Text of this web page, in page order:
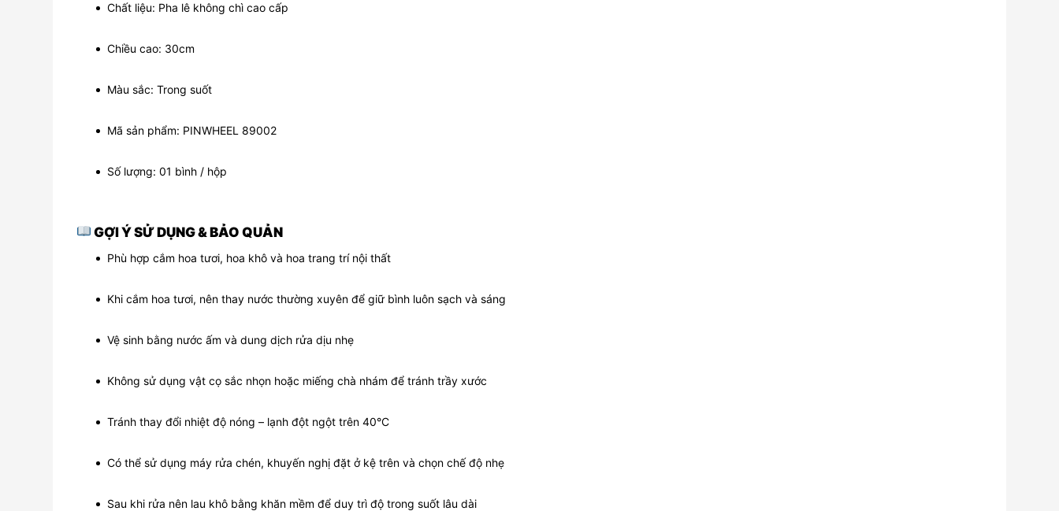
Chất liệu: Pha lê không chì cao cấp
Chiều cao: 30cm
Màu sắc: Trong suốt
Mã sản phẩm: PINWHEEL 89002
Số lượng: 01 bình / hộp
GỢI Ý SỬ DỤNG & BẢO QUẢN
Phù hợp cắm hoa tươi, hoa khô và hoa trang trí nội thất
Khi cắm hoa tươi, nên thay nước thường xuyên để giữ bình luôn sạch và sáng
Vệ sinh bằng nước ấm và dung dịch rửa dịu nhẹ
Không sử dụng vật cọ sắc nhọn hoặc miếng chà nhám để tránh trầy xước
Tránh thay đổi nhiệt độ nóng – lạnh đột ngột trên 40°C
Có thể sử dụng máy rửa chén, khuyến nghị đặt ở kệ trên và chọn chế độ nhẹ
Sau khi rửa nên lau khô bằng khăn mềm để duy trì độ trong suốt lâu dài